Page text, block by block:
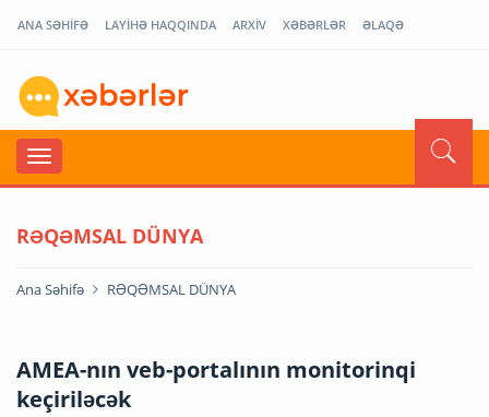
ANA SƏHİFƏ LAYİHƏ HAQQINDA ARXİV XƏBƏRLƏR ƏLAQƏ
RƏQƏMSAL DÜNYA
Ana Səhifə RƏQƏMSAL DÜNYA
AMEA-nın veb-portalının monitorinqi
keçiriləcək